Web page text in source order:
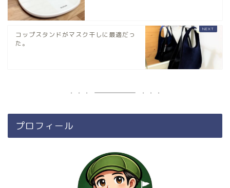
コップスタンドがマスク干しに最適だっ
た。
プロフィール